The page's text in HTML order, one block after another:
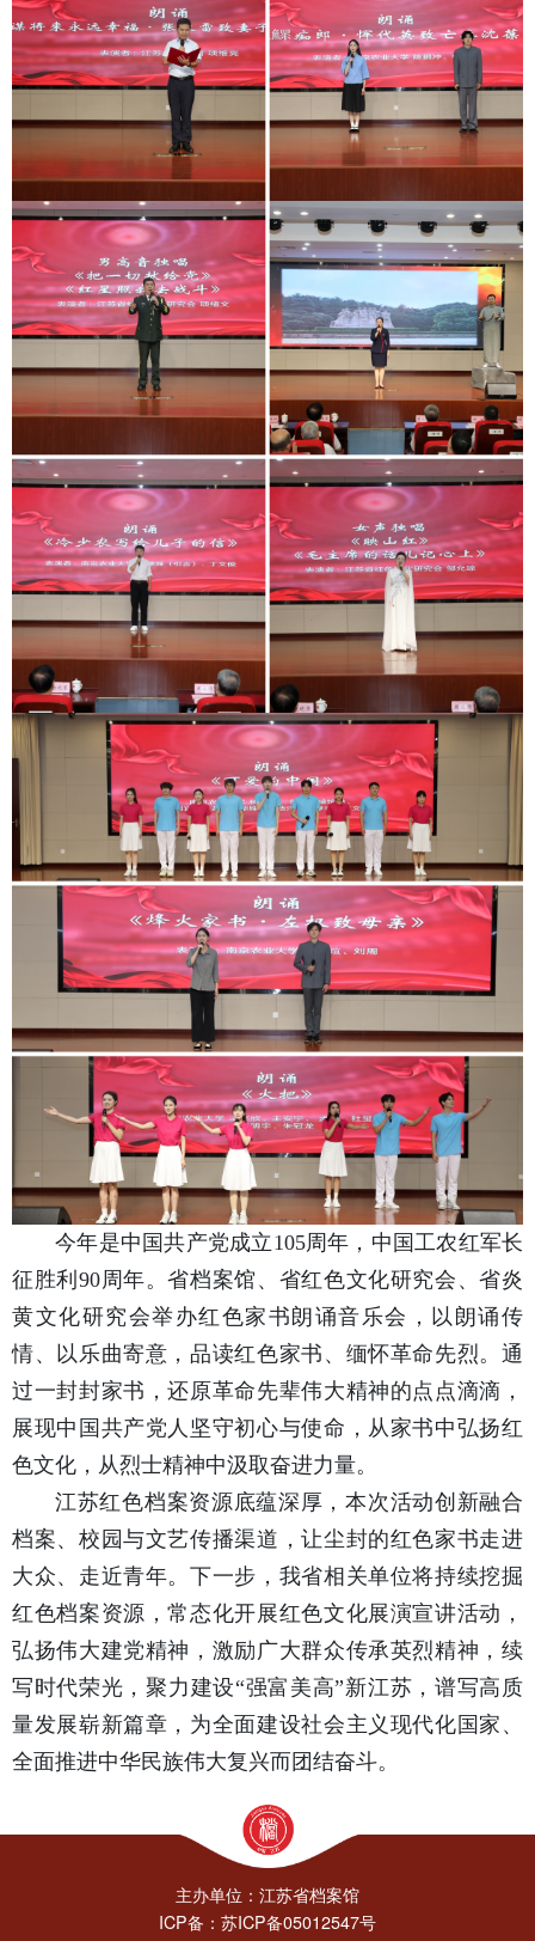
今年是中国共产党成立105周年，中国工农红军长
征胜利90周年。省档案馆、省红色文化研究会、省炎
黄文化研究会举办红色家书朗诵音乐会，以朗诵传
情、以乐曲寄意，品读红色家书、缅怀革命先烈。通
过一封封家书，还原革命先辈伟大精神的点点滴滴，
展现中国共产党人坚守初心与使命，从家书中弘扬红
色文化，从烈士精神中汲取奋进力量。
江苏红色档案资源底蕴深厚，本次活动创新融合
档案、校园与文艺传播渠道，让尘封的红色家书走进
大众、走近青年。下一步，我省相关单位将持续挖掘
红色档案资源，常态化开展红色文化展演宣讲活动，
弘扬伟大建党精神，激励广大群众传承英烈精神，续
写时代荣光，聚力建设“强富美高”新江苏，谱写高质
量发展崭新篇章，为全面建设社会主义现代化国家、
全面推进中华民族伟大复兴而团结奋斗。
主办单位：江苏省档案馆
ICP备：苏ICP备05012547号